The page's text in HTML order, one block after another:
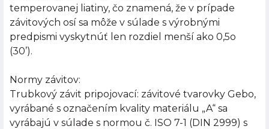
temperovanej liatiny, čo znamená, že v prípade
závitových osí sa môže v súlade s výrobnými
predpismi vyskytnúť len rozdiel menší ako 0,5o
(30’).
Normy závitov:
Trubkový závit pripojovací: závitové tvarovky Gebo,
vyrábané s označením kvality materiálu „A“ sa
vyrábajú v súlade s normou č. ISO 7-1 (DIN 2999) s